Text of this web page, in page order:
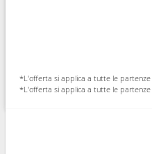
*L'offerta si applica a tutte le
*L'offerta si applica a tutte le partenze